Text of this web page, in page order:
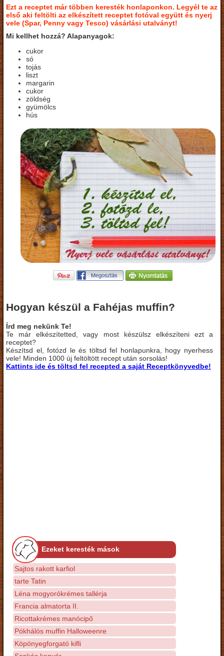
Ezt a receptet már többen keresték honlaponkon. Legyél te az
első aki feltölti az elkészített receptet fotóval együtt és nyerj
vele (Spar, Penny vagy Tesco) vásárlási utalványt!
Mi kellhet hozzá? Alapanyagok:
cukor
só
tojás
liszt
margarin
cukor
zöldség
gyümölcs
hús
Hogyan készül a Fahéjas muffin?
Írd meg nekünk Te!
Te már elkészítetted, vagy most készülsz elkészíteni ezt a
receptet?
Készítsd el, fotózd le és töltsd fel honlapunkra, hogy nyerhess
vele! Minden 1000 új feltöltött recept után sorsolás!
Kattints ide és töltsd fel recepted a saját Receptkönyvedbe!
Ezeket keresték mások
Sajtos rakott karfiol
tarte Tatin
Léna mogyorókrémes tallérja
Francia almatorta II.
Ricottakrémes manócipő
Pókhálós muffin Halloweenre
Köpönyegforgató kifli